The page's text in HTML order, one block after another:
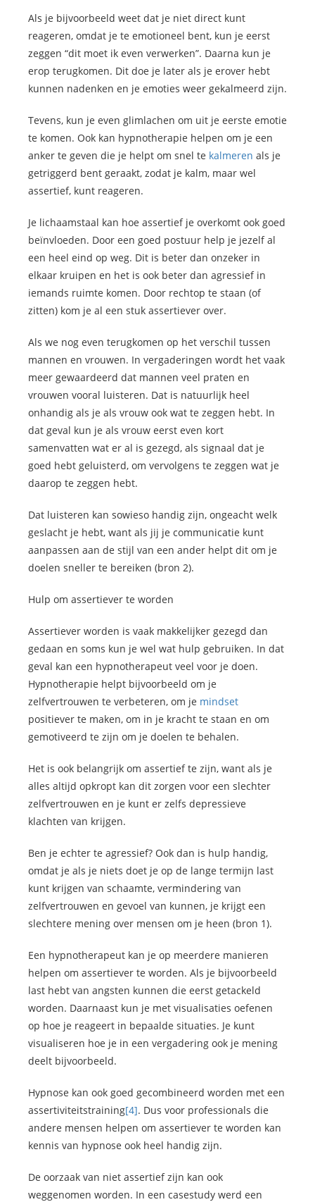
Als je bijvoorbeeld weet dat je niet direct kunt
reageren, omdat je te emotioneel bent, kun je eerst
zeggen “dit moet ik even verwerken”. Daarna kun je
erop terugkomen. Dit doe je later als je erover hebt
kunnen nadenken en je emoties weer gekalmeerd zijn.
Tevens, kun je even glimlachen om uit je eerste emotie
te komen. Ook kan hypnotherapie helpen om je een
anker te geven die je helpt om snel te kalmeren als je
getriggerd bent geraakt, zodat je kalm, maar wel
assertief, kunt reageren.
Je lichaamstaal kan hoe assertief je overkomt ook goed
beïnvloeden. Door een goed postuur help je jezelf al
een heel eind op weg. Dit is beter dan onzeker in
elkaar kruipen en het is ook beter dan agressief in
iemands ruimte komen. Door rechtop te staan (of
zitten) kom je al een stuk assertiever over.
Als we nog even terugkomen op het verschil tussen
mannen en vrouwen. In vergaderingen wordt het vaak
meer gewaardeerd dat mannen veel praten en
vrouwen vooral luisteren. Dat is natuurlijk heel
onhandig als je als vrouw ook wat te zeggen hebt. In
dat geval kun je als vrouw eerst even kort
samenvatten wat er al is gezegd, als signaal dat je
goed hebt geluisterd, om vervolgens te zeggen wat je
daarop te zeggen hebt.
Dat luisteren kan sowieso handig zijn, ongeacht welk
geslacht je hebt, want als jij je communicatie kunt
aanpassen aan de stijl van een ander helpt dit om je
doelen sneller te bereiken (bron 2).
Hulp om assertiever te worden
Assertiever worden is vaak makkelijker gezegd dan
gedaan en soms kun je wel wat hulp gebruiken. In dat
geval kan een hypnotherapeut veel voor je doen.
Hypnotherapie helpt bijvoorbeeld om je
zelfvertrouwen te verbeteren, om je mindset
positiever te maken, om in je kracht te staan en om
gemotiveerd te zijn om je doelen te behalen.
Het is ook belangrijk om assertief te zijn, want als je
alles altijd opkropt kan dit zorgen voor een slechter
zelfvertrouwen en je kunt er zelfs depressieve
klachten van krijgen.
Ben je echter te agressief? Ook dan is hulp handig,
omdat je als je niets doet je op de lange termijn last
kunt krijgen van schaamte, vermindering van
zelfvertrouwen en gevoel van kunnen, je krijgt een
slechtere mening over mensen om je heen (bron 1).
Een hypnotherapeut kan je op meerdere manieren
helpen om assertiever te worden. Als je bijvoorbeeld
last hebt van angsten kunnen die eerst getackeld
worden. Daarnaast kun je met visualisaties oefenen
op hoe je reageert in bepaalde situaties. Je kunt
visualiseren hoe je in een vergadering ook je mening
deelt bijvoorbeeld.
Hypnose kan ook goed gecombineerd worden met een
assertiviteitstraining[4]. Dus voor professionals die
andere mensen helpen om assertiever te worden kan
kennis van hypnose ook heel handig zijn.
De oorzaak van niet assertief zijn kan ook
weggenomen worden. In een casestudy werd een